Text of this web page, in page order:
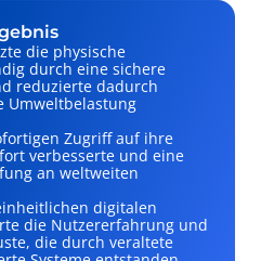
die physische
durch eine sichere
reduzierte dadurch
Umweltbelastung
Zugriff auf ihre
verbesserte und eine
an weltweiten
digitalen
die Nutzererfahrung und
die durch veraltete